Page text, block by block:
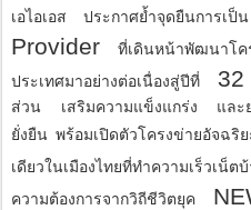
เอไอเอส ประกาศย้ำจุดยืนการเป็
Provider ที่เดินหน้าพัฒนาโค
ประเทศมาอย่างต่อเนื่องสู่ปีที่ 32
ส่วน เสริมความแข็งแกร่ง และย
ยั่งยืน พร้อมเปิดตัวโครงข่ายอัจฉริย
เดียวในเมืองไทยที่ทำความเร็วเน็ต
ความต้องการจากวิถีชีวิตยุค